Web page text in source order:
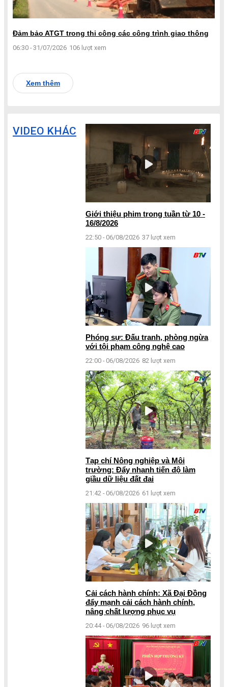
Đảm bảo ATGT trong thi công các công trình giao thông
06:30 - 31/07/2026 106 lượt xem
Xem thêm
VIDEO KHÁC
Giới thiệu phim trong tuần từ 10 -
16/8/2026
22:50 - 06/08/2026 37 lượt xem
Phóng sự: Đấu tranh, phòng ngừa
với tội phạm công nghệ cao
22:00 - 06/08/2026 82 lượt xem
Tạp chí Nông nghiệp và Môi
trường: Đẩy nhanh tiến độ làm
giầu dữ liệu đất đai
21:42 - 06/08/2026 61 lượt xem
Cải cách hành chính: Xã Đại Đồng
đẩy mạnh cải cách hành chính,
nâng chất lượng phục vụ
20:44 - 06/08/2026 96 lượt xem